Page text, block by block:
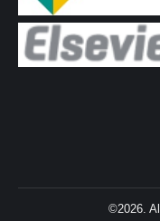
©2026.